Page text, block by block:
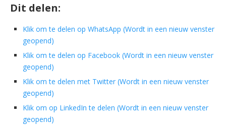
Dit delen:
Klik om te delen op WhatsApp (Wordt in een nieuw venster
geopend)
Klik om te delen op Facebook (Wordt in een nieuw venster
geopend)
Klik om te delen met Twitter (Wordt in een nieuw venster
geopend)
Klik om op LinkedIn te delen (Wordt in een nieuw venster
geopend)